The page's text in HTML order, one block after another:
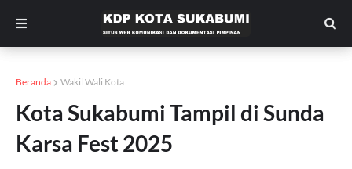
Beranda Wakil Wali Kota
Kota Sukabumi Tampil di Sunda
Karsa Fest 2025